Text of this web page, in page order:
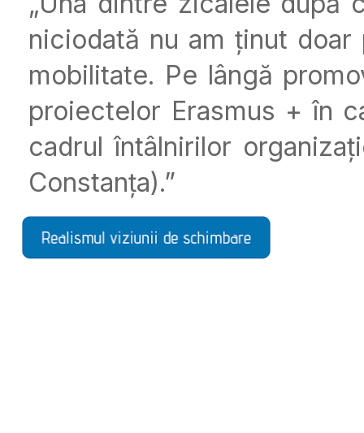
niciodată nu am ținut
mobilitate. Pe lângă
proiectelor Erasmus + în
cadrul întâlnirilor
Constanța).”